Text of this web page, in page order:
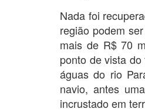
Nada foi
região podem
mais de R$ 70
ponto de vista
águas do rio
navio, antes
incrustado em